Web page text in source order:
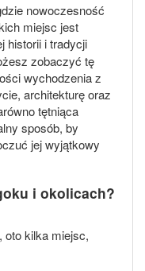
nowoczesność
miejsc jest
historii i tradycji
zobaczyć tę
wychodzenia z
architekturę oraz
tętniąca
sposób, by
jej wyjątkowy
i okolicach?
oto kilka miejsc,